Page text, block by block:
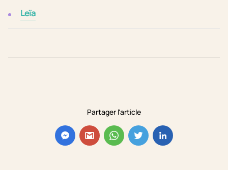
Partager l'article
Leïa